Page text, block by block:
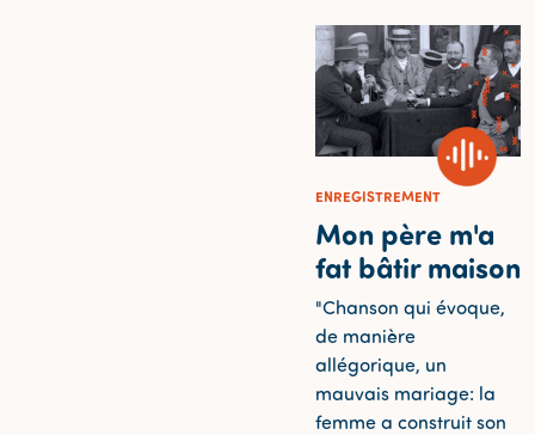
ENREGISTREMENT
Mon père m'a
fat bâtir maison
"Chanson qui évoque,
de manière
allégorique, un
mauvais mariage: la
femme a construit son